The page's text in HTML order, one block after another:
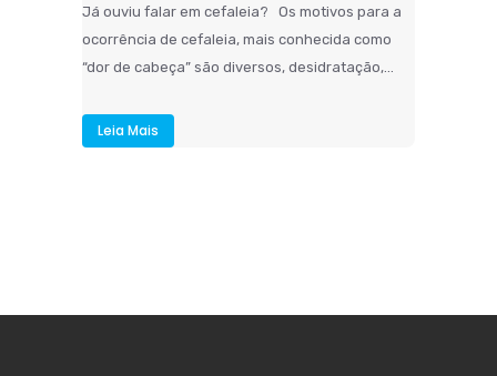
Já ouviu falar em cefaleia? Os motivos para a
ocorrência de cefaleia, mais conhecida como
“dor de cabeça” são diversos, desidratação,...
Leia Mais